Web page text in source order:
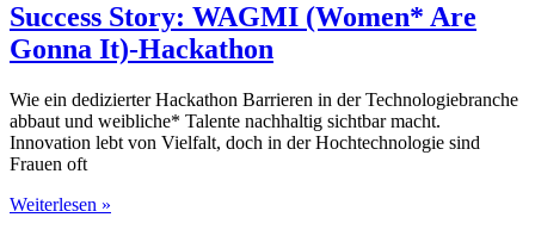
Success Story: WAGMI (Women* Are
Gonna It)-Hackathon
Wie ein dedizierter Hackathon Barrieren in der Technologiebranche
abbaut und weibliche* Talente nachhaltig sichtbar macht.
Innovation lebt von Vielfalt, doch in der Hochtechnologie sind
Frauen oft
Weiterlesen »